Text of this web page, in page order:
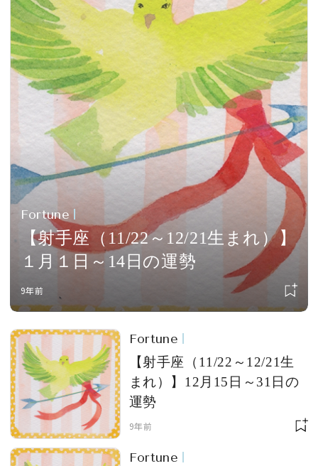
MAGAZINE
会員登録
Log in or Sign up
SPUR読者のためのメンバーシッププログラム
「The SPUR Club」。
便利な機能と特典を無料で楽し
めます。
ログイン・新規会員登録
Fortune
【射手座（11/22～12/21生まれ）】
１月１日～14日の運勢
9年前
Fortune
【射手座（11/22～12/21生
まれ）】12月15日～31日の
運勢
9年前
Fortune